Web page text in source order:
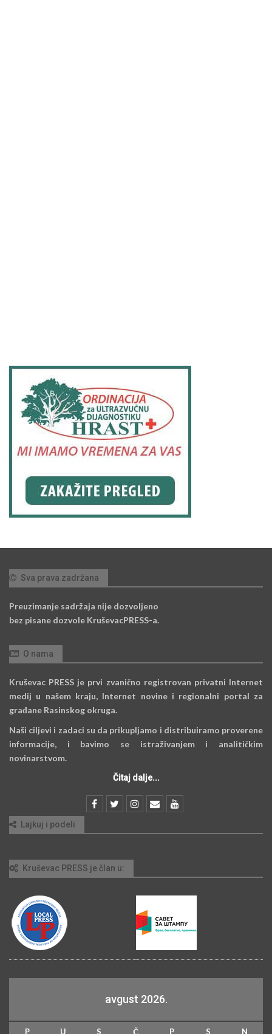
Sva prava zadržana
Preuzimanje sadržaja nije dozvoljeno
bez pisane dozvole KruševacPRESS-a.
O nama
Kruševac PRESS je prvi zvanično registrovan privatni Internet
medij u našem kraju, Internet novine i regionalni portal za
građane Rasinskog okruga.
Naši ciljevi i zadaci su da prikupljamo i distribuiramo proverene
informacije, i bavimo se istraživanjem i analitičkim
novinarstvom.
Čitaj dalje...
Lajkuj i podeli
Kruševac PRESS je član u:
avgust 2026.
P U S Č P S N